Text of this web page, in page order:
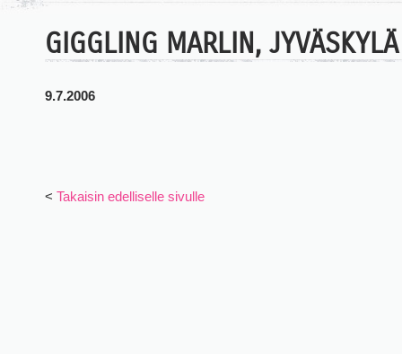
GIGGLING MARLIN, JYVÄSKYLÄ
9.7.2006
< Takaisin edelliselle sivulle